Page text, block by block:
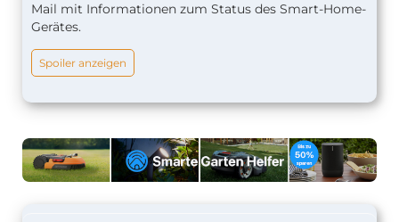
Mail mit Informationen zum Status des Smart-Home-
Gerätes.
Spoiler anzeigen